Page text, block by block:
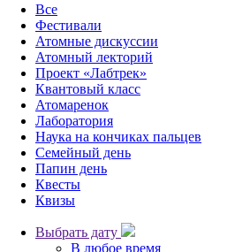
Все
Фестивали
Атомные дискуссии
Атомный лекторий
Проект «Лабтрек»
Квантовый класс
Атомаренок
Лаборатория
Наука на кончиках пальцев
Семейный день
Папин день
Квесты
Квизы
Выбрать дату
В любое время